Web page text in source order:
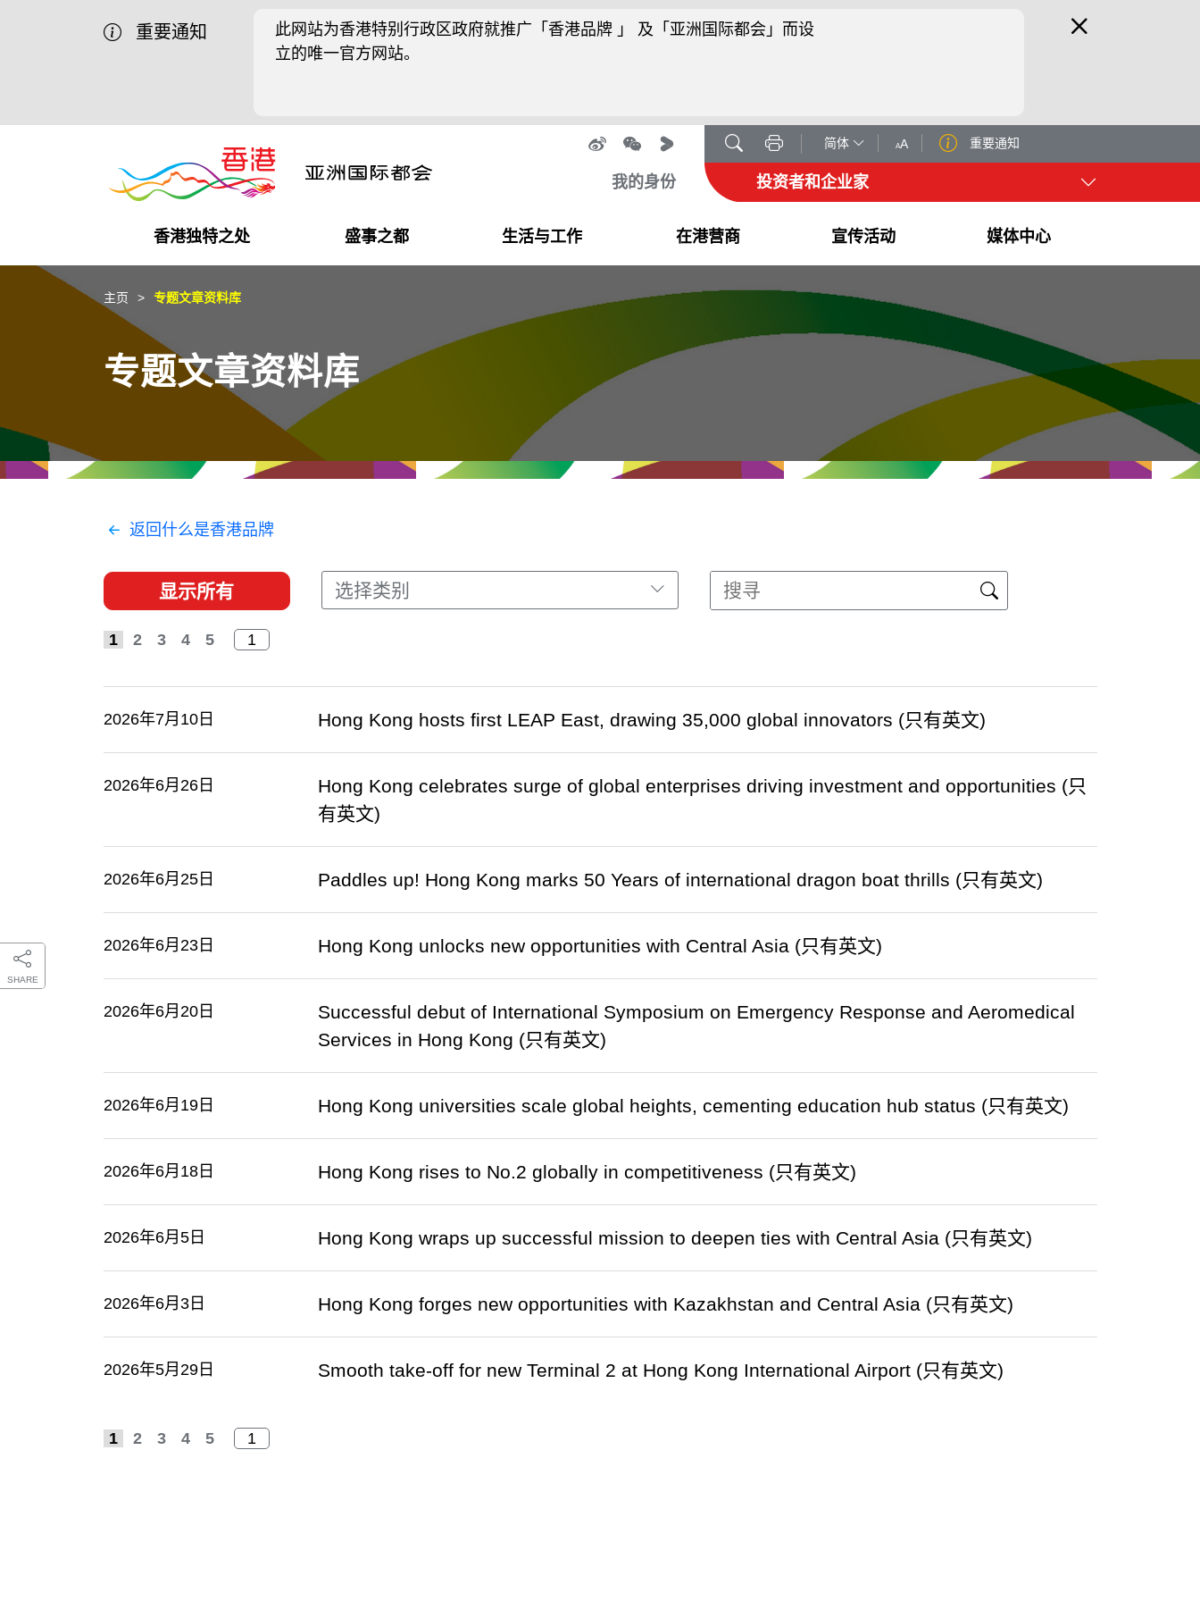
重要通知
此网站为香港特别行政区政府就推广「香港品牌 」 及「亚洲国际都会」而设
立的唯一官方网站。
简体 AA 重要通知
我的身份 投资者和企业家
香港独特之处
商业机遇
独特优势
盛事之都
盛事之都
最新活动精选
生活与工作
在港工作
都会生活
在港营商
在港创业
初创企业
宣传活动
推广香港@中国内地
推广香港@中东
推广香港@粤港澳大湾区
媒体中心
最新资讯
媒体资讯
SHARE
主页 专题文章资料库
专题文章资料库
返回什么是香港品牌
显示所有 选择类别
1 2 3 4 5
2026年7月10日 Hong Kong hosts first LEAP East, drawing 35,000 global innovators (只有英文)
2026年6月26日
Hong Kong celebrates surge of global enterprises driving investment and opportunities (只
有英文)
2026年6月25日 Paddles up! Hong Kong marks 50 Years of international dragon boat thrills (只有英文)
2026年6月23日 Hong Kong unlocks new opportunities with Central Asia (只有英文)
2026年6月20日
Successful debut of International Symposium on Emergency Response and Aeromedical
Services in Hong Kong (只有英文)
2026年6月19日 Hong Kong universities scale global heights, cementing education hub status (只有英文)
2026年6月18日 Hong Kong rises to No.2 globally in competitiveness (只有英文)
2026年6月5日 Hong Kong wraps up successful mission to deepen ties with Central Asia (只有英文)
2026年6月3日 Hong Kong forges new opportunities with Kazakhstan and Central Asia (只有英文)
2026年5月29日 Smooth take-off for new Terminal 2 at Hong Kong International Airport (只有英文)
1 2 3 4 5